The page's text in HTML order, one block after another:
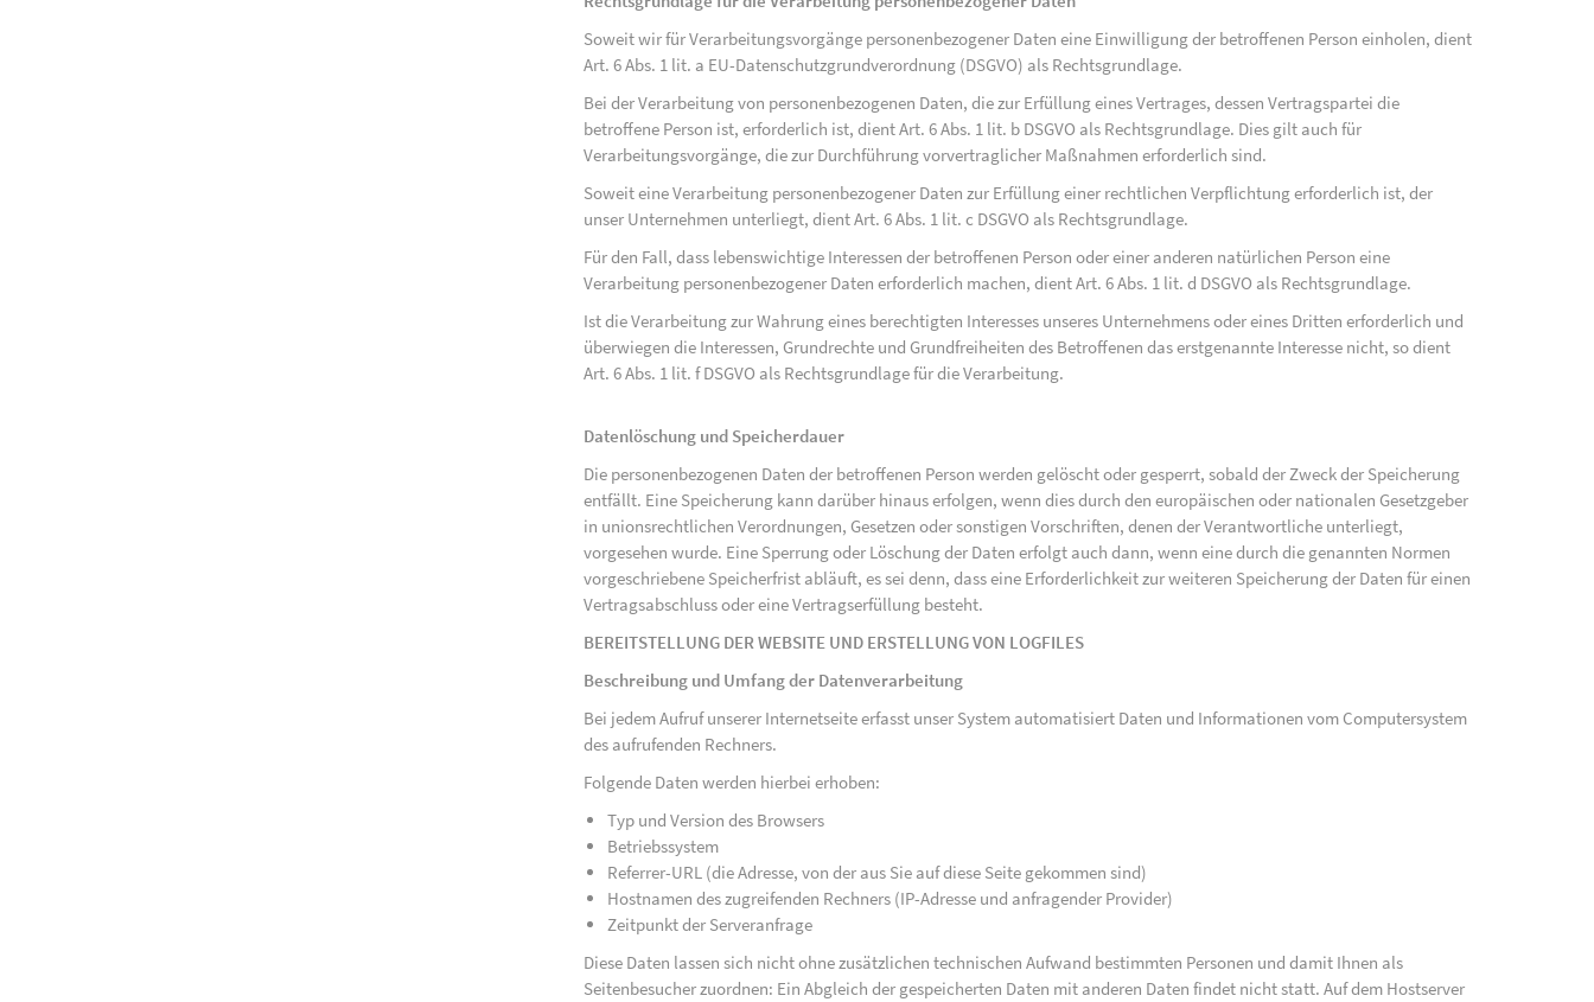
Soweit wir für Verarbeitungsvorgänge personenbezogener Daten eine Einwilligung der betroffenen Person einholen, dient
Art. 6 Abs. 1 lit. a EU-Datenschutzgrundverordnung (DSGVO) als Rechtsgrundlage.
Bei der Verarbeitung von personenbezogenen Daten, die zur Erfüllung eines Vertrages, dessen Vertragspartei die
betroffene Person ist, erforderlich ist, dient Art. 6 Abs. 1 lit. b DSGVO als Rechtsgrundlage. Dies gilt auch für
Verarbeitungsvorgänge, die zur Durchführung vorvertraglicher Maßnahmen erforderlich sind.
Soweit eine Verarbeitung personenbezogener Daten zur Erfüllung einer rechtlichen Verpflichtung erforderlich ist, der
unser Unternehmen unterliegt, dient Art. 6 Abs. 1 lit. c DSGVO als Rechtsgrundlage.
Für den Fall, dass lebenswichtige Interessen der betroffenen Person oder einer anderen natürlichen Person eine
Verarbeitung personenbezogener Daten erforderlich machen, dient Art. 6 Abs. 1 lit. d DSGVO als Rechtsgrundlage.
Ist die Verarbeitung zur Wahrung eines berechtigten Interesses unseres Unternehmens oder eines Dritten erforderlich und
überwiegen die Interessen, Grundrechte und Grundfreiheiten des Betroffenen das erstgenannte Interesse nicht, so dient
Art. 6 Abs. 1 lit. f DSGVO als Rechtsgrundlage für die Verarbeitung.
Datenlöschung und Speicherdauer
Die personenbezogenen Daten der betroffenen Person werden gelöscht oder gesperrt, sobald der Zweck der Speicherung
entfällt. Eine Speicherung kann darüber hinaus erfolgen, wenn dies durch den europäischen oder nationalen Gesetzgeber
in unionsrechtlichen Verordnungen, Gesetzen oder sonstigen Vorschriften, denen der Verantwortliche unterliegt,
vorgesehen wurde. Eine Sperrung oder Löschung der Daten erfolgt auch dann, wenn eine durch die genannten Normen
vorgeschriebene Speicherfrist abläuft, es sei denn, dass eine Erforderlichkeit zur weiteren Speicherung der Daten für einen
Vertragsabschluss oder eine Vertragserfüllung besteht.
BEREITSTELLUNG DER WEBSITE UND ERSTELLUNG VON LOGFILES
Beschreibung und Umfang der Datenverarbeitung
Bei jedem Aufruf unserer Internetseite erfasst unser System automatisiert Daten und Informationen vom Computersystem
des aufrufenden Rechners.
Folgende Daten werden hierbei erhoben:
Typ und Version des Browsers
Betriebssystem
Referrer-URL (die Adresse, von der aus Sie auf diese Seite gekommen sind)
Hostnamen des zugreifenden Rechners (IP-Adresse und anfragender Provider)
Zeitpunkt der Serveranfrage
Diese Daten lassen sich nicht ohne zusätzlichen technischen Aufwand bestimmten Personen und damit Ihnen als
Seitenbesucher zuordnen: Ein Abgleich der gespeicherten Daten mit anderen Daten findet nicht statt. Auf dem Hostserver